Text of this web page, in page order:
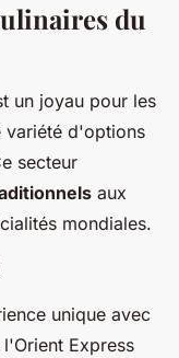
du
un joyau pour les
variété d'options
secteur
aux
mondiales.
unique avec
Express